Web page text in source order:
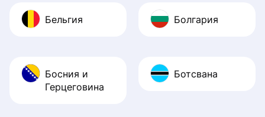
Бельгия Болгария
Босния и
Герцеговина
Ботсвана